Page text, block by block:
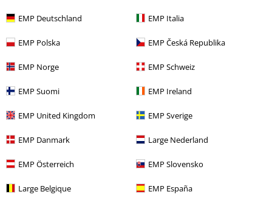
EMP Deutschland EMP Italia
EMP Polska EMP Česká Republika
EMP Norge EMP Schweiz
EMP Suomi EMP Ireland
EMP United Kingdom EMP Sverige
EMP Danmark Large Nederland
EMP Österreich EMP Slovensko
Large Belgique EMP España
PVPRDesde
Nuevo Camisetas
Ropa Camisetas
Ropa & accesorios Camisetas